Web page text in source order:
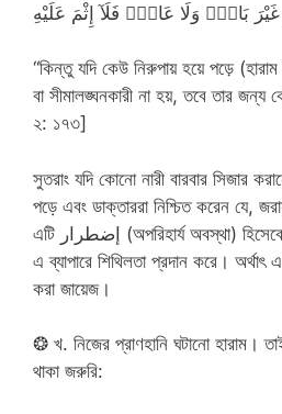
“কিন্তু যদি কেউ নিরুপায় হয়ে পড়ে
বা সীমালঙ্ঘনকারী না হয়, তবে তার জন্য
২: ১৭৩]
সুতরাং যদি কোনো নারী বারবার সিজার
পড়ে এবং ডাক্তাররা নিশ্চিত করেন যে,
এটি إضطرار (অপরিহার্য অবস্থা) হিসেবে গণ্য হবে এবং তখন শরিয়ত
এ ব্যাপারে শিথিলতা প্রদান করে। অর্থাৎ
করা জায়েজ।
❂ খ. নিজের প্রাণহানি ঘটানো হারাম।
থাকা জরুরি: